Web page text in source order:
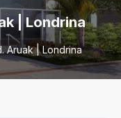
| Londrina
Aruak | Londrina